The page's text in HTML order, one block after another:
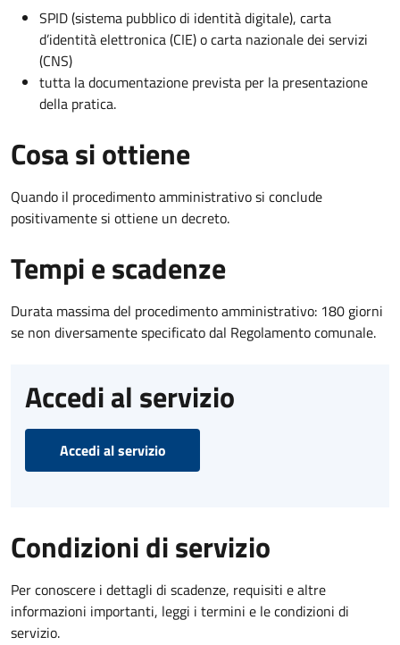
SPID (sistema pubblico di identità digitale), carta
d’identità elettronica (CIE) o carta nazionale dei servizi
(CNS)
tutta la documentazione prevista per la presentazione
della pratica.
Cosa si ottiene
Quando il procedimento amministrativo si conclude
positivamente si ottiene un decreto.
Tempi e scadenze
Durata massima del procedimento amministrativo: 180 giorni
se non diversamente specificato dal Regolamento comunale.
Accedi al servizio
Accedi al servizio
Condizioni di servizio
Per conoscere i dettagli di scadenze, requisiti e altre
informazioni importanti, leggi i termini e le condizioni di
servizio.